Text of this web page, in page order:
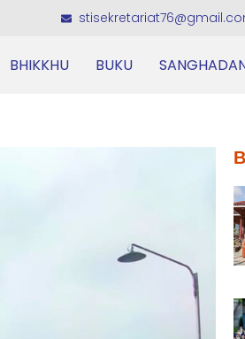
BHIKKHU BUKU